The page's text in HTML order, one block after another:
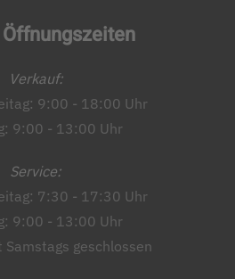
Verkauf:
9:00 - 18:00 Uhr
9:00 - 13:00 Uhr
Service:
7:30 - 17:30 Uhr
9:00 - 13:00 Uhr
geschlossen